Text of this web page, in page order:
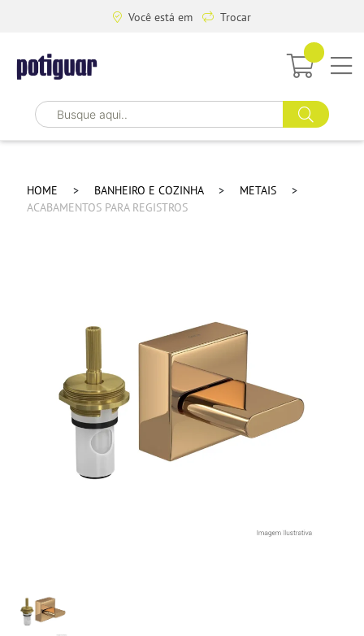
Você está em Trocar
HOME BANHEIRO E COZINHA
METAIS
ACABAMENTOS PARA REGISTROS